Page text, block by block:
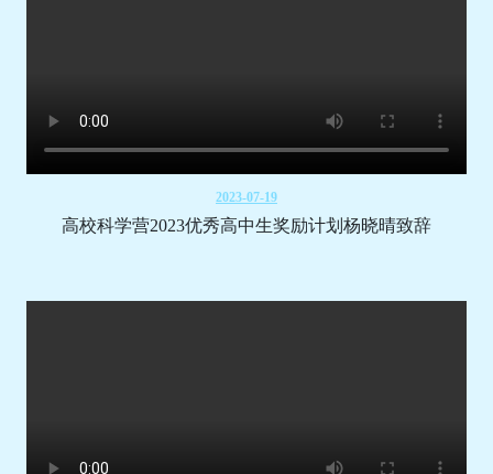
2023-07-19
高校科学营2023优秀高中生奖励计划杨晓晴致辞